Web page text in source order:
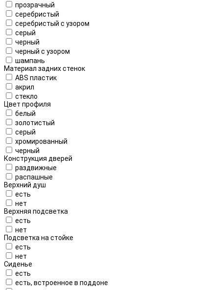
прозрачный
серебристый
серебристый с узором
серый
черный
черный с узором
шампань
Материал задних стенок
ABS пластик
акрил
стекло
Цвет профиля
белый
золотистый
серый
хромированный
черный
Конструкция дверей
раздвижные
распашные
Верхний душ
есть
нет
Верхняя подсветка
есть
нет
Подсветка на стойке
есть
нет
Сиденье
есть
есть, встроенное в поддоне